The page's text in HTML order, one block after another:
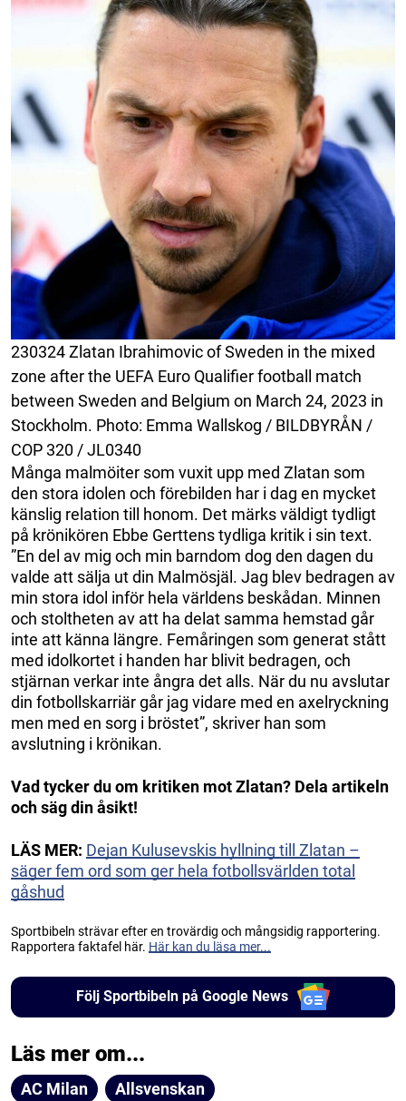
230324 Zlatan Ibrahimovic of Sweden in the mixed
zone after the UEFA Euro Qualifier football match
between Sweden and Belgium on March 24, 2023 in
Stockholm. Photo: Emma Wallskog / BILDBYRÅN /
COP 320 / JL0340
Många malmöiter som vuxit upp med Zlatan som
den stora idolen och förebilden har i dag en mycket
känslig relation till honom. Det märks väldigt tydligt
på krönikören Ebbe Gerttens tydliga kritik i sin text.
”En del av mig och min barndom dog den dagen du
valde att sälja ut din Malmösjäl. Jag blev bedragen av
min stora idol inför hela världens beskådan. Minnen
och stoltheten av att ha delat samma hemstad går
inte att känna längre. Femåringen som generat stått
med idolkortet i handen har blivit bedragen, och
stjärnan verkar inte ångra det alls. När du nu avslutar
din fotbollskarriär går jag vidare med en axelryckning
men med en sorg i bröstet”, skriver han som
avslutning i krönikan.
Vad tycker du om kritiken mot Zlatan? Dela artikeln
och säg din åsikt!
LÄS MER: Dejan Kulusevskis hyllning till Zlatan –
säger fem ord som ger hela fotbollsvärlden total
gåshud
Sportbibeln strävar efter en trovärdig och mångsidig rapportering.
Rapportera faktafel här. Här kan du läsa mer...
Följ Sportbibeln på Google News
Läs mer om...
AC Milan Allsvenskan